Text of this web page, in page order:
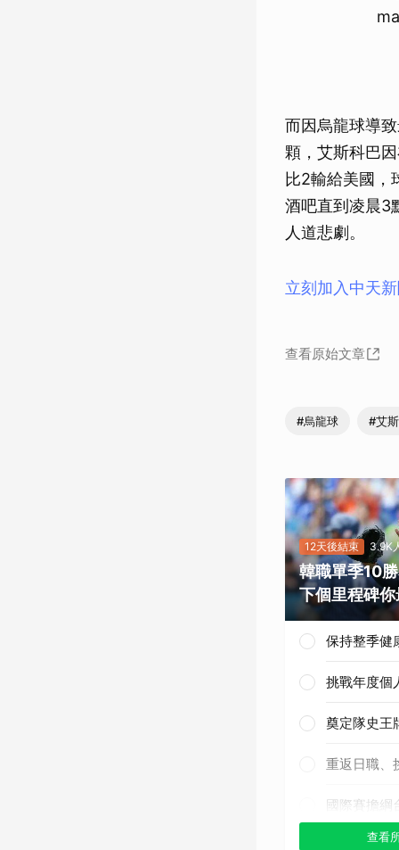
而因烏龍球導
顆，艾斯科巴
比2輸給美國，
酒吧直到凌晨3
人道悲劇。
立刻加入中天
查看原始文章
#烏龍球 #艾
12天後結束 3.9K
韓職單季10
下個里程碑
保持整季健
挑戰年度個
奠定隊史王
重返日職、
國際賽擔綱
其他（歡
查看